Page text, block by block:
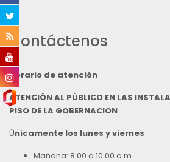
Contáctenos
Horario de atención
ATENCIÓN AL PÚBLICO EN LAS
PISO DE LA GOBERNACION
Únicamente los lunes y viernes
Mañana: 8:00 a 10:00 a.m.